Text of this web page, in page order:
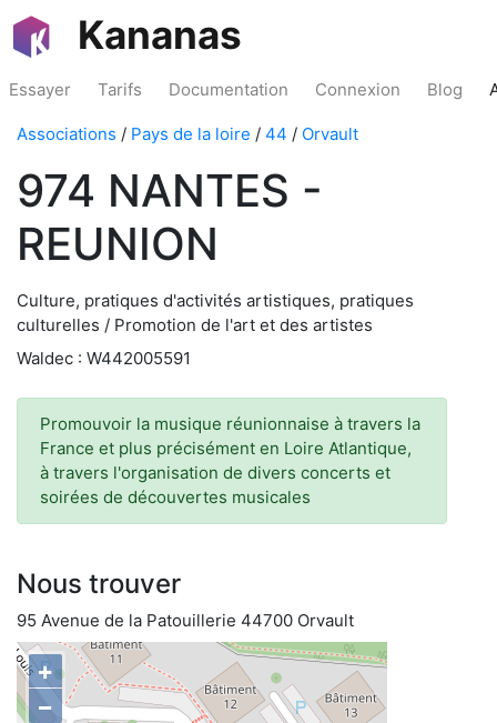
Kananas
Essayer Tarifs Documentation Connexion Blog
Associations / Pays de la loire / 44 / Orvault
974 NANTES -
REUNION
Culture, pratiques d'activités artistiques, pratiques
culturelles / Promotion de l'art et des artistes
Waldec : W442005591
Promouvoir la musique réunionnaise à travers la
France et plus précisément en Loire Atlantique,
à travers l'organisation de divers concerts et
soirées de découvertes musicales
Nous trouver
95 Avenue de la Patouillerie 44700 Orvault
+
−